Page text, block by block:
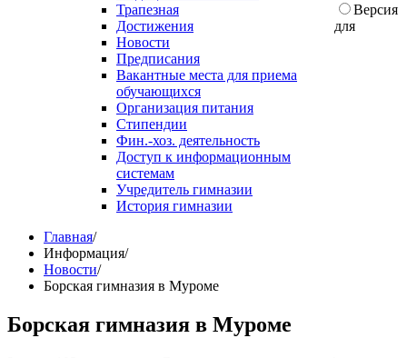
Трапезная
Достижения
Новости
Предписания
Вакантные места для приема
обучающихся
Организация питания
Стипендии
Фин.-хоз. деятельность
Доступ к информационным
системам
Учредитель гимназии
История гимназии
Главная/
Информация/
Новости/
Борская гимназия в Муроме
Борская гимназия в Муроме
Версия
для